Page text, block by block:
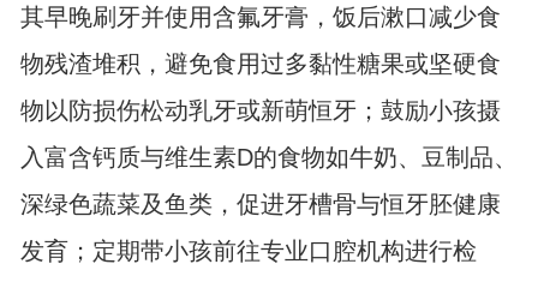
其早晚刷牙并使用含氟牙膏，饭后漱口减少食
物残渣堆积，避免食用过多黏性糖果或坚硬食
物以防损伤松动乳牙或新萌恒牙；鼓励小孩摄
入富含钙质与维生素D的食物如牛奶、豆制品、
深绿色蔬菜及鱼类，促进牙槽骨与恒牙胚健康
发育；定期带小孩前往专业口腔机构进行检